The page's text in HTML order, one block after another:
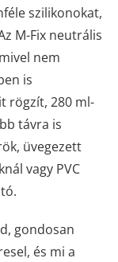
szilikonokat,
M-Fix neutrális
nem
is
rögzít, 280 ml-
távra is
üvegezett
vagy PVC
gondosan
és mi a